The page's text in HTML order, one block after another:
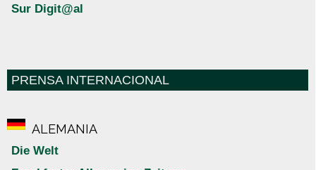
Sur Digit@al
PRENSA INTERNACIONAL
ALEMANIA
Die Welt